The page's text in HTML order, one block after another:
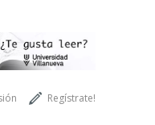
Regístrate!